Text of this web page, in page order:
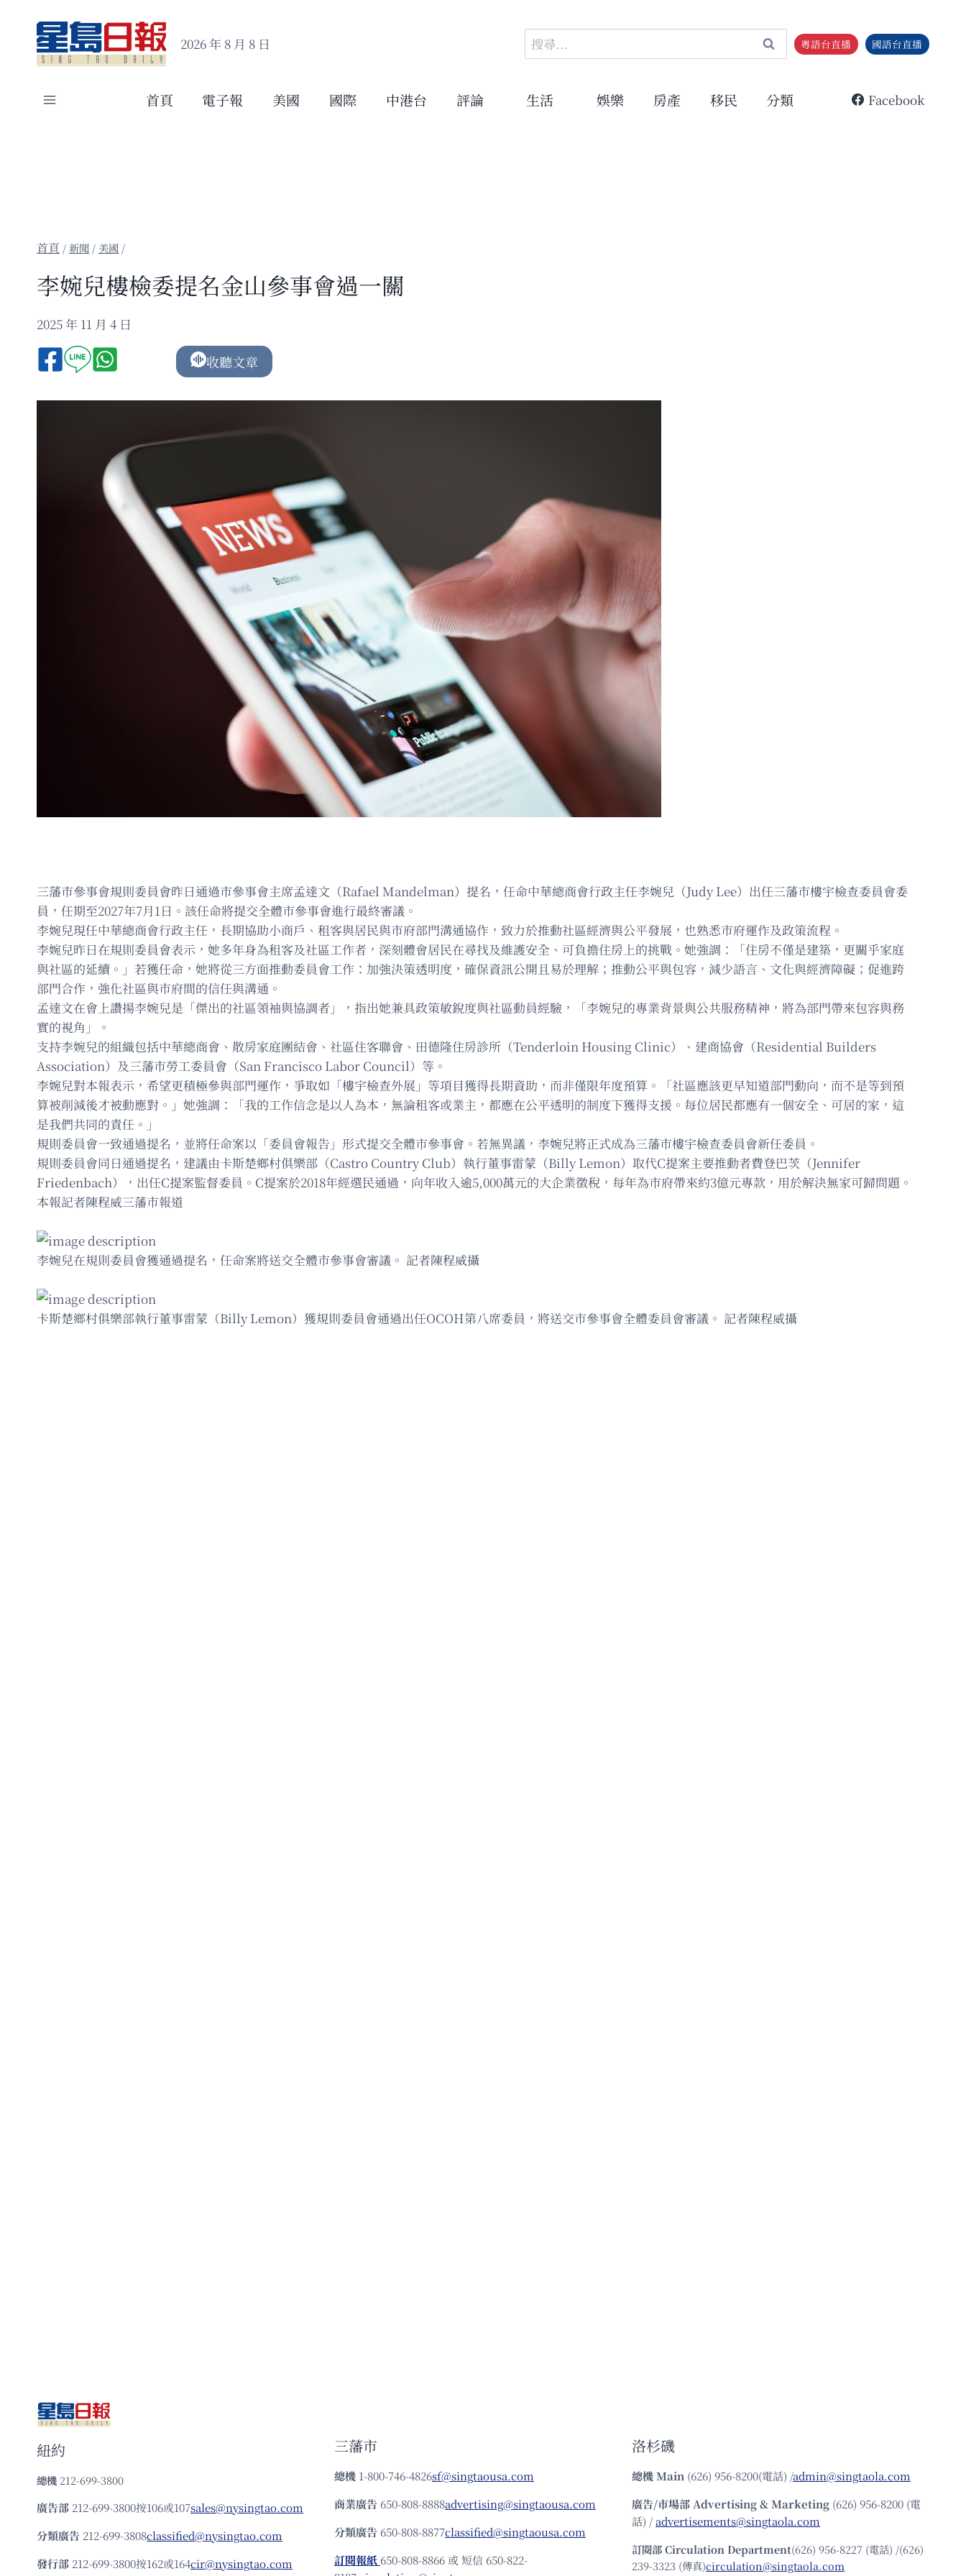
content
2026 年 8 月 8 日
搜
尋
鍵
粵語台直播 國語台直播
首頁 電子報 美國 國際 中港台 評論 生活 娛樂 房產 移民 分類 Facebook
/新聞 / 美國 /
李婉兒樓檢委提名金山參事會過一關
2025 年 11 月 4 日
收聽文章
三藩市參事會規則委員會昨日通過市參事會主席孟達文（Rafael Mandelman）提名，任命中華總商會行政主任李婉兒（Judy Lee）出任三藩市樓宇檢查委員會委
員，任期至2027年7月1日。該任命將提交全體市參事會進行最終審議。
李婉兒現任中華總商會行政主任，長期協助小商戶、租客與居民與市府部門溝通協作，致力於推動社區經濟與公平發展，也熟悉市府運作及政策流程。
李婉兒昨日在規則委員會表示，她多年身為租客及社區工作者，深刻體會居民在尋找及維護安全、可負擔住房上的挑戰。她強調：「住房不僅是建築，更關乎家庭
與社區的延續。」若獲任命，她將從三方面推動委員會工作：加強決策透明度，確保資訊公開且易於理解；推動公平與包容，減少語言、文化與經濟障礙；促進跨
部門合作，強化社區與市府間的信任與溝通。
孟達文在會上讚揚李婉兒是「傑出的社區領袖與協調者」，指出她兼具政策敏銳度與社區動員經驗，「李婉兒的專業背景與公共服務精神，將為部門帶來包容與務
實的視角」。
支持李婉兒的組織包括中華總商會、散房家庭團結會、社區住客聯會、田德隆住房診所（Tenderloin Housing Clinic）、建商協會（Residential Builders
Association）及三藩市勞工委員會（San Francisco Labor Council）等。
李婉兒對本報表示，希望更積極參與部門運作，爭取如「樓宇檢查外展」等項目獲得長期資助，而非僅限年度預算。「社區應該更早知道部門動向，而不是等到預
算被削減後才被動應對。」她強調：「我的工作信念是以人為本，無論租客或業主，都應在公平透明的制度下獲得支援。每位居民都應有一個安全、可居的家，這
是我們共同的責任。」
規則委員會一致通過提名，並將任命案以「委員會報告」形式提交全體市參事會。若無異議，李婉兒將正式成為三藩市樓宇檢查委員會新任委員。
規則委員會同日通過提名，建議由卡斯楚鄉村俱樂部（Castro Country Club）執行董事雷蒙（Billy Lemon）取代C提案主要推動者費登巴茨（Jennifer
Friedenbach），出任C提案監督委員。C提案於2018年經選民通過，向年收入逾5,000萬元的大企業徵稅，每年為市府帶來約3億元專款，用於解決無家可歸問題。
本報記者陳程威三藩市報道
李婉兒在規則委員會獲通過提名，任命案將送交全體市參事會審議。 記者陳程威攝
卡斯楚鄉村俱樂部執行董事雷蒙（Billy Lemon）獲規則委員會通過出任OCOH第八席委員，將送交市參事會全體委員會審議。 記者陳程威攝
紐約
總機 212-699-3800
廣告部 212-699-3800按106或107sales@nysingtao.com
分類廣告 212-699-3808classified@nysingtao.com
發⾏部 212-699-3800按162或164cir@nysingtao.com
三藩市
總機 1-800-746-4826sf@singtaousa.com
商業廣告 650-808-8888advertising@singtaousa.com
分類廣告 650-808-8877classified@singtaousa.com
訂閱報紙 650-808-8866 或 短信 650-822-
洛杉磯
總機Main (626) 956-8200(電話) /admin@singtaola.com
廣告/市場部Advertising & Marketing (626) 956-8200 (電
話) /advertisements@singtaola.com
訂閱部 Circulation Department(626) 956-8227 (電話) /(626)
239-3323 (傳真)circulation@singtaola.com